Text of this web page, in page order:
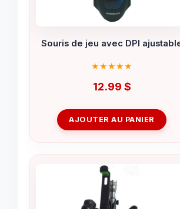
Souris de jeu avec DPI
12.99 $
AJOUTER AU PANIER